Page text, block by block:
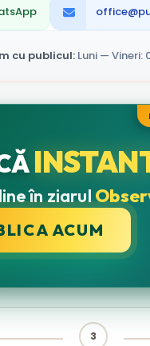
cu publicul: Luni — Vineri:
în ziarul
ACUM
3